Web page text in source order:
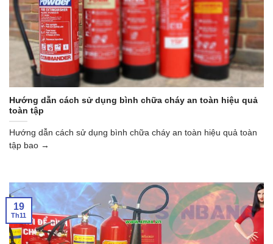
Hướng dẫn cách sử dụng bình chữa cháy an toàn hiệu quả
toàn tập
Hướng dẫn cách sử dụng bình chữa cháy an toàn hiệu quả toàn
tập bao →
19
Th11